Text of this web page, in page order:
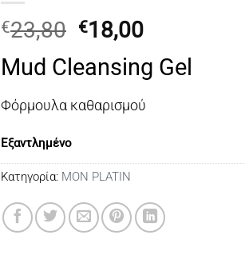
€23,80 Original
price
was:
€23,80.
€18,00Η
τρέχουσα
τιμή
€18,00.
Mud Cleansing Gel
Φόρμουλα καθαρισμού
Εξαντλημένο
Κατηγορία: MON PLATIN